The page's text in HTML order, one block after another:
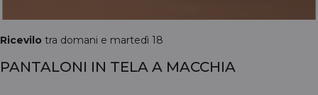
Ricevilo tra domani e martedì 18
PANTALONI IN TELA A MACCHIA